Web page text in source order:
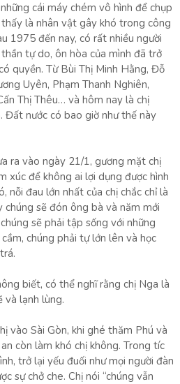
cái máy chém vô hình để chụp
là nhân vật gây khó trong công
1975 đến nay, có rất nhiều người
tự do, ôn hòa của mình đã trở
quyền. Từ Bùi Thị Minh Hằng, Đỗ
Uyên, Phạm Thanh Nghiên,
Thị Thêu… và hôm nay là chị
Đất nước có bao giờ như thế này
ra vào ngày 21/1, gương mặt chị
xúc để không ai lợi dụng được hình
nỗi đau lớn nhất của chị chắc chỉ là
chúng sẽ đón ông bà và năm mới
sẽ phải tập sống với những
chúng phải tự lớn lên và học
biết, có thể nghĩ rằng chị Nga là
và lạnh lùng.
vào Sài Gòn, khi ghé thăm Phú và
còn làm khó chị không. Trong tíc
trở lại yếu đuối như mọi người đàn
sự chở che. Chị nói “chúng vẫn